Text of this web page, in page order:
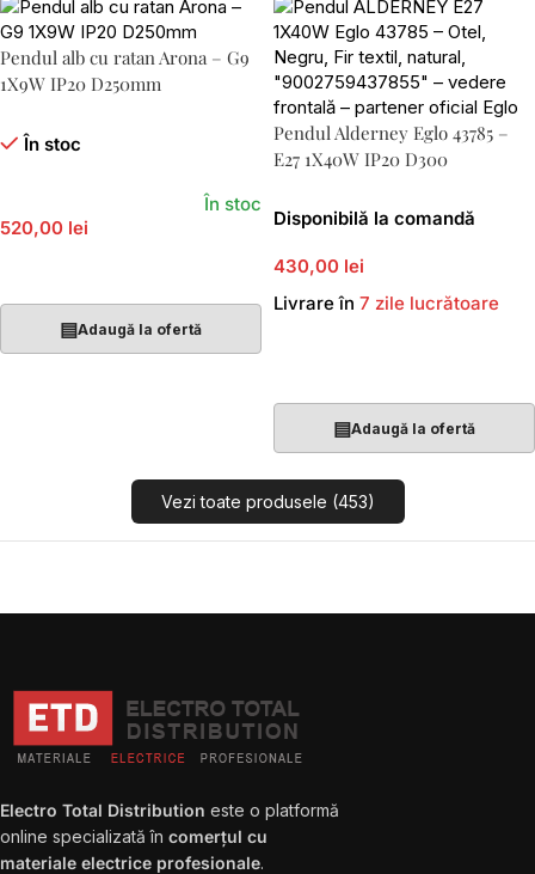
Pendul alb cu ratan Arona – G9
1X9W IP20 D250mm
În stoc
520,00 lei
În stoc
▤Adaugă la ofertă
Pendul Alderney Eglo 43785 –
E27 1X40W IP20 D300
Disponibilă la comandă
430,00 lei
Livrare în 7 zile lucrătoare
▤Adaugă la ofertă
Vezi toate produsele (453)
Electro Total Distribution este o platformă
online specializată în comerțul cu
materiale electrice profesionale.